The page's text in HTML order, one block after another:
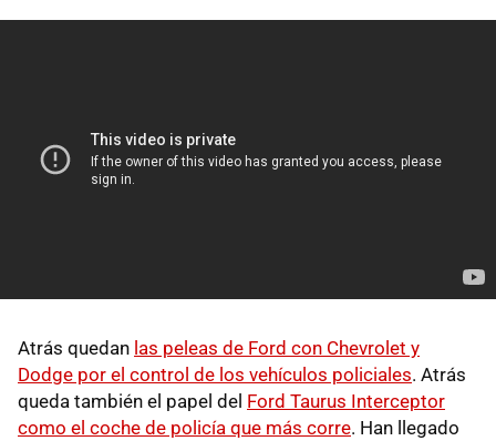
Atrás quedan las peleas de Ford con Chevrolet y
Dodge por el control de los vehículos policiales. Atrás
queda también el papel del Ford Taurus Interceptor
como el coche de policía que más corre. Han llegado